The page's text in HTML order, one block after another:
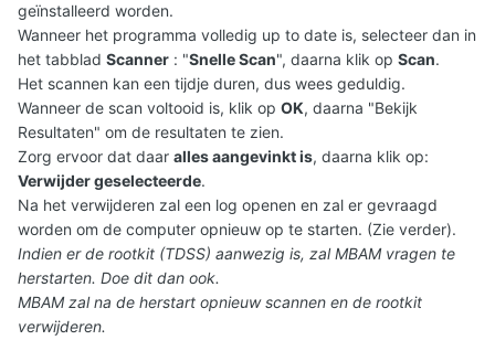
geïnstalleerd worden.
Wanneer het programma volledig up to date is, selecteer dan in
het tabblad Scanner : "Snelle Scan", daarna klik op Scan.
Het scannen kan een tijdje duren, dus wees geduldig.
Wanneer de scan voltooid is, klik op OK, daarna "Bekijk
Resultaten" om de resultaten te zien.
Zorg ervoor dat daar alles aangevinkt is, daarna klik op:
Verwijder geselecteerde.
Na het verwijderen zal een log openen en zal er gevraagd
worden om de computer opnieuw op te starten. (Zie verder).
Indien er de rootkit (TDSS) aanwezig is, zal MBAM vragen te
herstarten. Doe dit dan ook.
MBAM zal na de herstart opnieuw scannen en de rootkit
verwijderen.